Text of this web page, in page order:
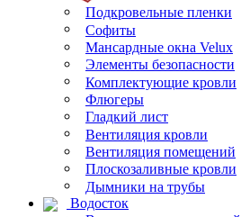
Подкровельные пленки
Софиты
Мансардные окна Velux
Элементы безопасности
Комплектующие кровли
Флюгеры
Гладкий лист
Вентиляция кровли
Вентиляция помещений
Плоскозаливные кровли
Дымники на трубы
Водосток